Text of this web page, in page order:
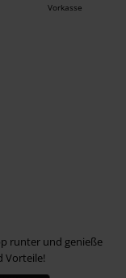
Vorkasse
runter und genieße
Vorteile!